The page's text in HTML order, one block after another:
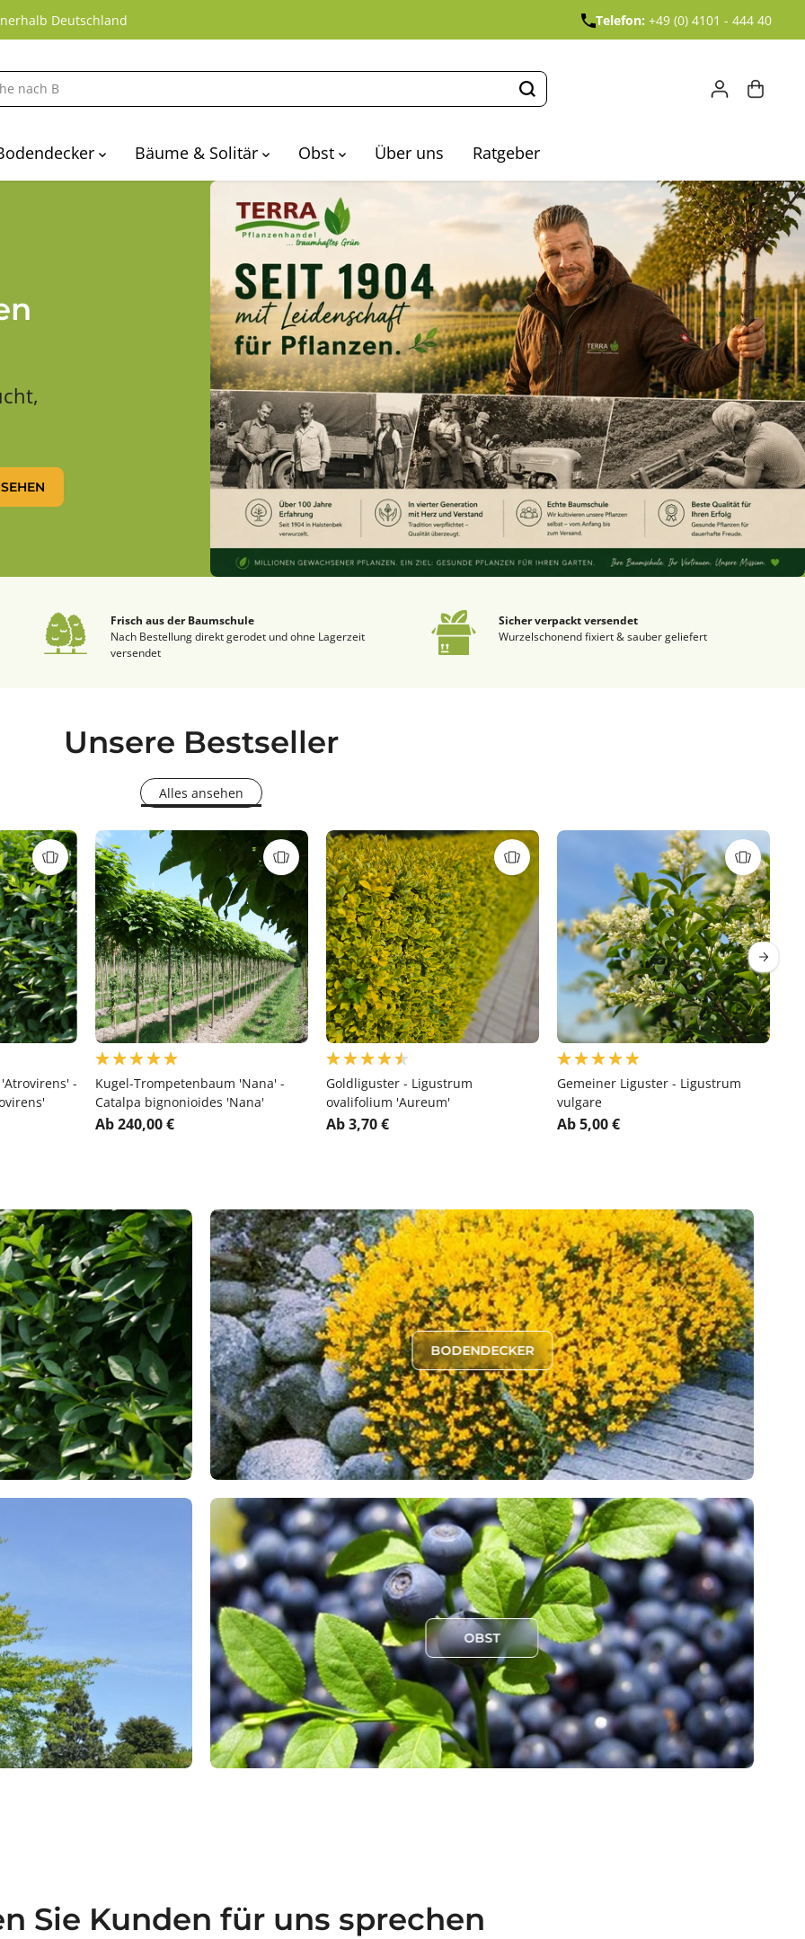
Deutschland Telefon: +49 (0) 4101 - 444 40
Bäume & Solitär Obst Über uns Ratgeber
Frisch aus der Baumschule
Nach Bestellung direkt gerodet und ohne Lagerzeit
versendet
Sicher verpackt versendet
Wurzelschonend fixiert & sauber geliefert
Unsere Bestseller
Alles ansehen
-
Kugel-Trompetenbaum 'Nana' -
Catalpa bignonioides 'Nana'
Ab 240,00 €
Goldliguster - Ligustrum
ovalifolium 'Aureum'
Ab 3,70 €
Gemeiner Liguster - Ligustrum
vulgare
Ab 5,00 €
BODENDECKER
OBST
Sie Kunden für uns sprechen